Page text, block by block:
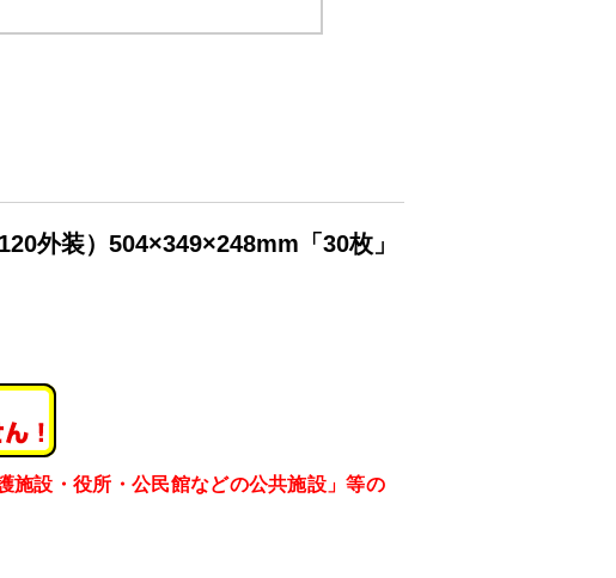
外装）504×349×248mm「30枚」
施設・役所・公民館などの公共施設」等の